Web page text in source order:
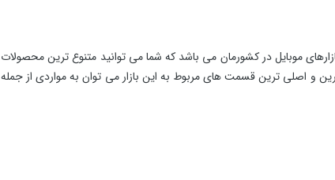
موبایل در کشورمان می باشد که شما می توانید متنوع ترین محصولات
و اصلی ترین قسمت های مربوط به این بازار می توان به مواردی از جمله